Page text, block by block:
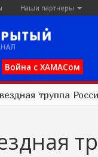
Наши партнеры
Война с ХАМАСом
труппа